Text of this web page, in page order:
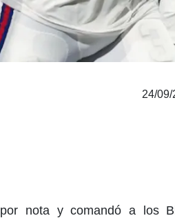
24/
nota y comandó a los